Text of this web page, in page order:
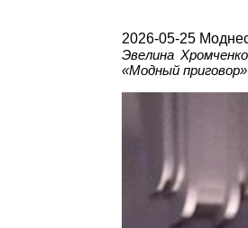
2026-05-25
Эвелина
«Модный